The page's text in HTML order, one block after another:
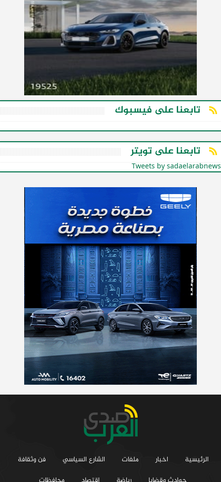
تابعنا على فيسبوك
تابعنا على تويتر
Tweets by sadaelarabnews
الرئيسية اخبار ملفات الشارع السياسي
فن وثقافة